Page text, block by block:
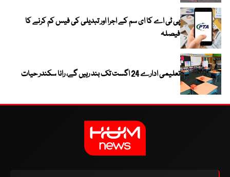
پی ٹی اے کا ای سم کے اجرا اور تبدیلی کی فیس کم کرنے کا
فیصلہ
تعلیمی ادارے 24 اگست تک بند رہیں گے، رانا سکندر حیات